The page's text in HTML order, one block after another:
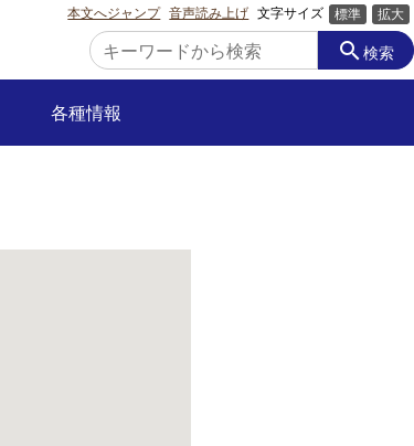
本文へジャンプ 音声読み上げ 文字サイズ 標準 拡大
search検索
各種情報